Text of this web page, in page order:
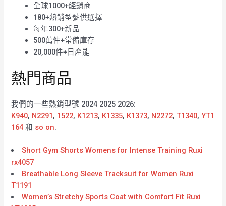
全球1000+經銷商
180+熱銷型號供選擇
每年300+新品
500萬件+常備庫存
20,000件+日產能
熱門商品
我們的一些熱銷型號 2024 2025 2026:
K940, N2291, 1522, K1213, K1335, K1373, N2272,T1340,YT1
164 和 so on.
Short Gym Shorts Womens for Intense Training Ruxi
rx4057
Breathable Long Sleeve Tracksuit for Women Ruxi
T1191
Women’s Stretchy Sports Coat with Comfort Fit Ruxi